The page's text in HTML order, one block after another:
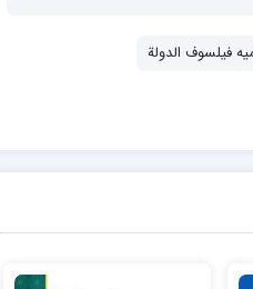
فیلسوف الدولة